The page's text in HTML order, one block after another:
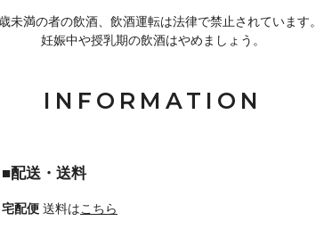
未満の者の飲酒、飲酒運転は法律で禁止されています。
妊娠中や授乳期の飲酒はやめましょう。
INFORMATION
■配送・送料
宅配便 送料はこちら